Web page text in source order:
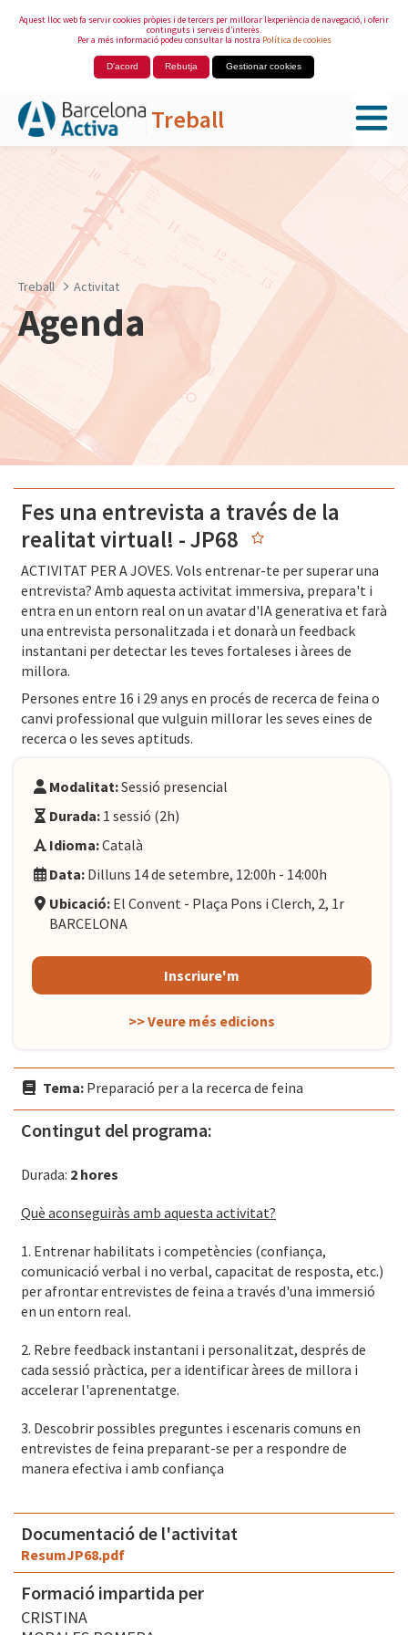
Aquest lloc web fa servir cookies pròpies i de tercers per millorar l’experiència de navegació, i oferir
continguts i serveis d’interès.
Per a més informació podeu consultar la nostra Política de cookies
D'acord Rebutja Gestionar cookies
Treball
Salta al contingut principal
Treball Activitat
Agenda
Fes una entrevista a través de la
realitat virtual! - JP68
ACTIVITAT PER A JOVES. Vols entrenar-te per superar una
entrevista? Amb aquesta activitat immersiva, prepara't i
entra en un entorn real on un avatar d'IA generativa et farà
una entrevista personalitzada i et donarà un feedback
instantani per detectar les teves fortaleses i àrees de
millora.
Persones entre 16 i 29 anys en procés de recerca de feina o
canvi professional que vulguin millorar les seves eines de
recerca o les seves aptituds.
Modalitat:Sessió presencial
Durada: 1 sessió (2h)
Idioma:Català
Data: Dilluns 14 de setembre, 12:00h - 14:00h
Ubicació: El Convent - Plaça Pons i Clerch, 2, 1r
BARCELONA
Inscriure'm
>> Veure més edicions
Tema: Preparació per a la recerca de feina
Contingut del programa:
Durada: 2 hores
Què aconseguiràs amb aquesta activitat?
1. Entrenar habilitats i competències (confiança,
comunicació verbal i no verbal, capacitat de resposta, etc.)
per afrontar entrevistes de feina a través d'una immersió
en un entorn real.
2. Rebre feedback instantani i personalitzat, després de
cada sessió pràctica, per a identificar àrees de millora i
accelerar l'aprenentatge.
3. Descobrir possibles preguntes i escenaris comuns en
entrevistes de feina preparant-se per a respondre de
manera efectiva i amb confiança
Documentació de l'activitat
ResumJP68.pdf
Formació impartida per
CRISTINA